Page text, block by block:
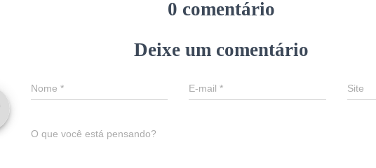
0 comentário
Deixe um comentário
Nome * E-mail* Site
O que você está pensando?